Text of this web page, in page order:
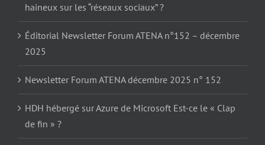
haineux sur les “réseaux sociaux” ?
Éditorial Newsletter Forum ATENA n°152 – décembre
2025
Newsletter Forum ATENA décembre 2025 n° 152
HDH hébergé sur Azure de Microsoft Est-ce le « Clap
de fin » ?